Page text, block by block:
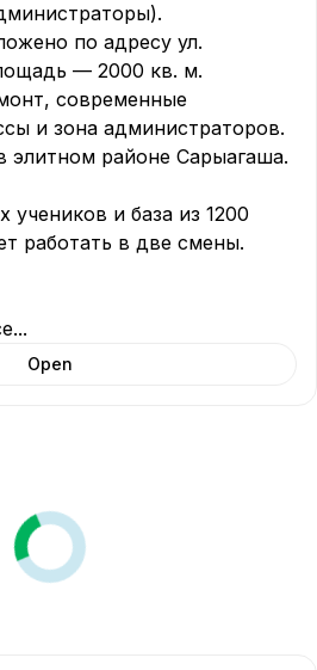
по адресу ул.
— 2000 кв. м.
современные
и зона администраторов.
элитном районе Сарыагаша.
учеников и база из 1200
работать в две смены.
...
Open